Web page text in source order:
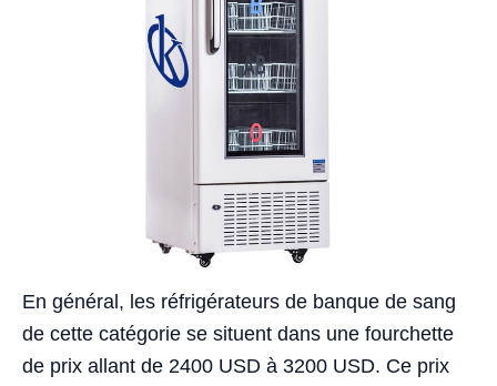
En général, les réfrigérateurs de banque de sang
de cette catégorie se situent dans une fourchette
de prix allant de 2400 USD à 3200 USD. Ce prix